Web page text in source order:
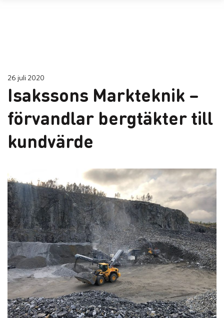
26 juli 2020
Isakssons Markteknik –
förvandlar bergtäkter till
kundvärde